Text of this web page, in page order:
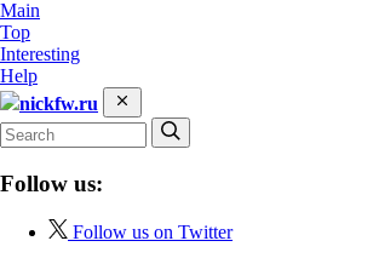
Main
Top
Interesting
Help
nickfw.ru
Follow us:
Follow us on Twitter